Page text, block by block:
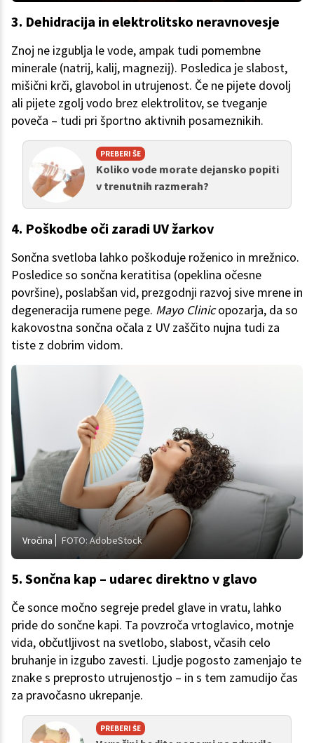
3. Dehidracija in elektrolitsko neravnovesje
Znoj ne izgublja le vode, ampak tudi pomembne
minerale (natrij, kalij, magnezij). Posledica je slabost,
mišični krči, glavobol in utrujenost. Če ne pijete dovolj
ali pijete zgolj vodo brez elektrolitov, se tveganje
poveča – tudi pri športno aktivnih posameznikih.
PREBERI ŠE
Koliko vode morate dejansko popiti
v trenutnih razmerah?
4. Poškodbe oči zaradi UV žarkov
Sončna svetloba lahko poškoduje roženico in mrežnico.
Posledice so sončna keratitisa (opeklina očesne
površine), poslabšan vid, prezgodnji razvoj sive mrene in
degeneracija rumene pege. Mayo Clinicopozarja, da so
kakovostna sončna očala z UV zaščito nujna tudi za
tiste z dobrim vidom.
Vročina FOTO: AdobeStock
5. Sončna kap – udarec direktno v glavo
Če sonce močno segreje predel glave in vratu, lahko
pride do sončne kapi. Ta povzroča vrtoglavico, motnje
vida, občutljivost na svetlobo, slabost, včasih celo
bruhanje in izgubo zavesti. Ljudje pogosto zamenjajo te
znake s preprosto utrujenostjo – in s tem zamudijo čas
za pravočasno ukrepanje.
PREBERI ŠE